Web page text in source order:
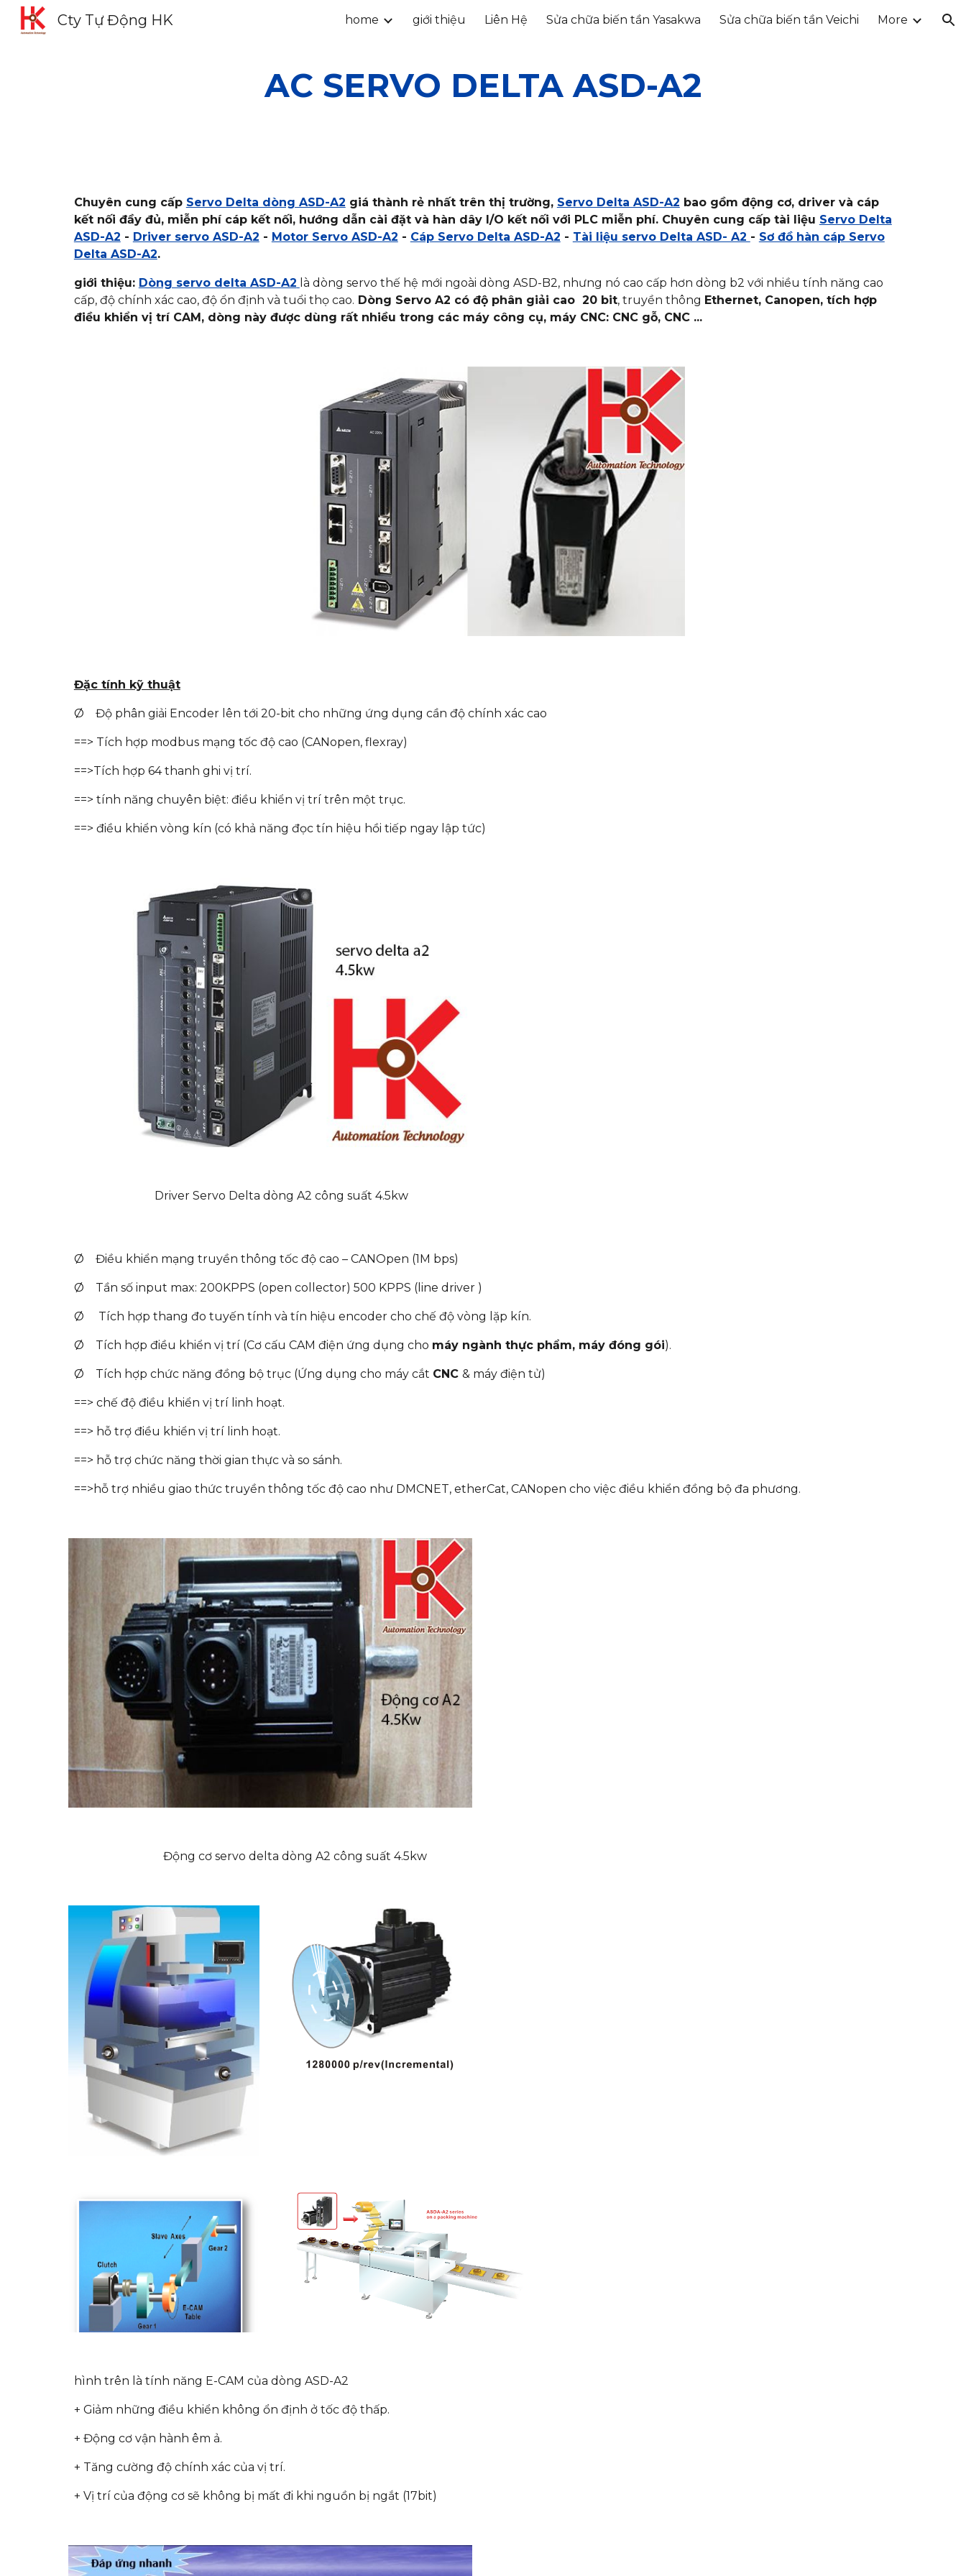
Skip to main content Skip to navigation
Cty Tự Động HK home giới thiệu Liên Hệ Sửa chữa biến tần Yasakwa Sửa chữa biến tần Veichi More
AC SERVO DELTA ASD-A2
Chuyên cung cấp Servo Delta dòng ASD-A2 giá thành rẻ nhất trên thị trường, Servo Delta ASD-A2 bao gồm động cơ, driver và cáp
kết nối đầy đủ, miễn phí cáp kết nối, hướng dẫn cài đặt và hàn dây I/O kết nối với PLC miễn phí. Chuyên cung cấp tài liệu Servo Delta
ASD-A2 - Driver servo ASD-A2 - Motor Servo ASD-A2 - Cáp Servo Delta ASD-A2 - Tài liệu servo Delta ASD- A2 - Sơ đồ hàn cáp Servo
Delta ASD-A2.
giới thiệu: Dòng servo delta ASD-A2 là dòng servo thế hệ mới ngoài dòng ASD-B2, nhưng nó cao cấp hơn dòng b2 với nhiều tính năng cao
cấp, độ chính xác cao, độ ổn định và tuổi thọ cao. Dòng Servo A2 có độ phân giải cao 20 bit, truyền thông Ethernet, Canopen, tích hợp
điều khiển vị trí CAM, dòng này được dùng rất nhiều trong các máy công cụ, máy CNC: CNC gỗ, CNC ...
Đặc tính kỹ thuật
Ø Độ phân giải Encoder lên tới 20-bit cho những ứng dụng cần độ chính xác cao
==> Tích hợp modbus mạng tốc độ cao (CANopen, flexray)
==>Tích hợp 64 thanh ghi vị trí.
==> tính năng chuyên biệt: điều khiển vị trí trên một trục.
==> điều khiển vòng kín (có khả năng đọc tín hiệu hồi tiếp ngay lập tức)
Driver Servo Delta dòng A2 công suất 4.5kw
Ø Điều khiển mạng truyền thông tốc độ cao – CANOpen (1M bps)
Ø Tần số input max: 200KPPS (open collector) 500 KPPS (line driver )
Ø Tích hợp thang đo tuyến tính và tín hiệu encoder cho chế độ vòng lặp kín.
Ø Tích hợp điều khiển vị trí (Cơ cấu CAM điện ứng dụng cho máy ngành thực phẩm, máy đóng gói).
Ø Tích hợp chức năng đồng bộ trục (Ứng dụng cho máy cắt CNC & máy điện tử)
==> chế độ điều khiển vị trí linh hoạt.
==> hỗ trợ điều khiển vị trí linh hoạt.
==> hỗ trợ chức năng thời gian thực và so sánh.
==>hỗ trợ nhiều giao thức truyền thông tốc độ cao như DMCNET, etherCat, CANopen cho việc điều khiển đồng bộ đa phương.
Động cơ servo delta dòng A2 công suất 4.5kw
hình trên là tính năng E-CAM của dòng ASD-A2
+ Giảm những điều khiển không ổn định ở tốc độ thấp.
+ Động cơ vận hành êm ả.
+ Tăng cường độ chính xác của vị trí.
+ Vị trí của động cơ sẽ không bị mất đi khi nguồn bị ngắt (17bit)